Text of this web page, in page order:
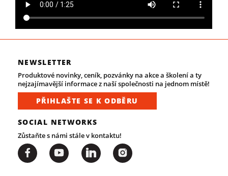
NEWSLETTER
Produktové novinky, ceník, pozvánky na akce a školení a ty
nejzajímavější informace z naší společnosti na jednom místě!
PŘIHLAŠTE SE K ODBĚRU
SOCIAL NETWORKS
Zůstaňte s námi stále v kontaktu!